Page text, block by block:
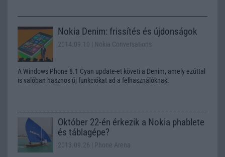
Nokia Denim: frissítés és újdonságok
2014.09.10 | Nokia Conversations
A Windows Phone 8.1 Cyan update-et követi a Denim, amely ezúttal
is valóban hasznos új funkciókat ad a felhasználóknak.
Október 22-én érkezik a Nokia phablete
és táblagépe?
2013.09.26 | Phone Arena